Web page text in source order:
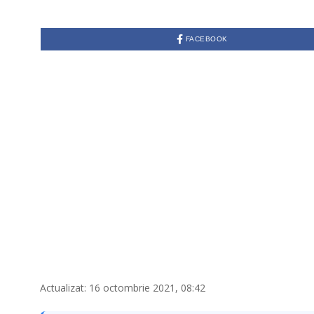
FACEBOOK
Actualizat: 16 octombrie 2021, 08:42